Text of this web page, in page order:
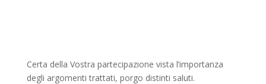
Certa della Vostra partecipazione vista l’importanza
degli argomenti trattati, porgo distinti saluti.